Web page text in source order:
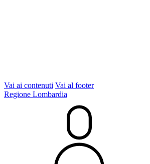
Vai ai contenuti Vai al footer
Regione Lombardia